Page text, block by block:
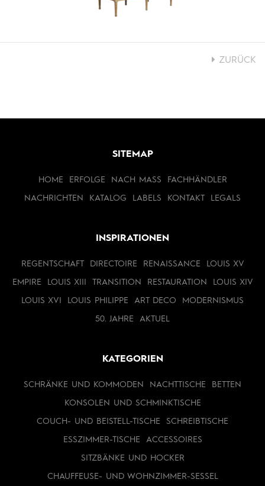
ZURÜCK
SITEMAP
HOME ERFOLGE NACH MASS FACHHÄNDLER
NACHRICHTEN KATALOG LABELS KONTAKT LEGALS
INSPIRATIONEN
REGENTSCHAFT DIRECTOIRE RENAISSANCE LOUIS XV
EMPIRE LOUIS XIII TRANSITION RESTAURATION LOUIS XIV
LOUIS XVI LOUIS PHILIPPE ART DECO MODERNISMUS
50. JAHRE AKTUEL
KATEGORIEN
SCHRÄNKE UND KOMMODEN NACHTTISCHE BETTEN
KONSOLEN UND SCHMINKTISCHE
COUCH- UND BEISTELL-TISCHE SCHREIBTISCHE
ESSZIMMER-TISCHE ACCESSOIRES
SITZBÄNKE UND HOCKER
CHAUFFEUSE- UND WOHNZIMMER-SESSEL